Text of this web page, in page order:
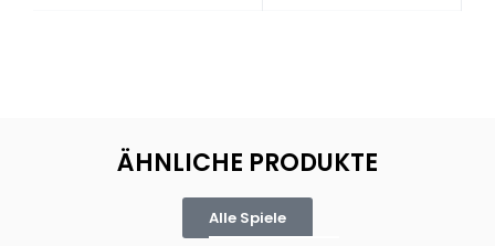
ÄHNLICHE PRODUKTE
Alle Spiele